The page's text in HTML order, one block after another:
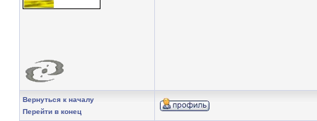
Вернуться к началу
Перейти в конец